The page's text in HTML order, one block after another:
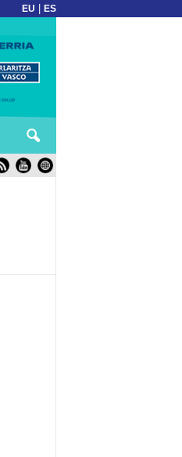
EU ES